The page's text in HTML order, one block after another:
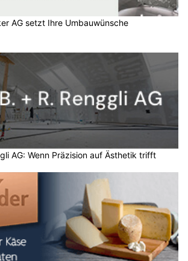
AG setzt Ihre Umbauwünsche
AG: Wenn Präzision auf Ästhetik trifft